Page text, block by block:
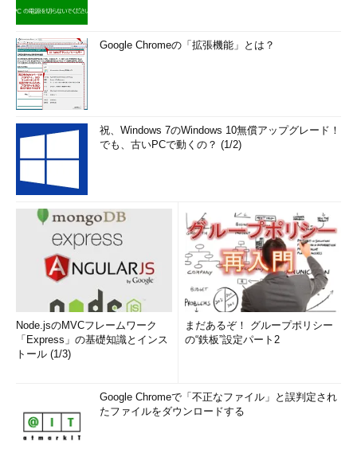
Google Chromeの「拡張機能」とは？
祝、Windows 7のWindows 10無償アップグレード！
でも、古いPCで動くの？ (1/2)
Node.jsのMVCフレームワーク
「Express」の基礎知識とインス
トール (1/3)
まだあるぞ！ グループポリシー
の“鉄板”設定パート2
Google Chromeで「不正なファイル」と誤判定され
たファイルをダウンロードする